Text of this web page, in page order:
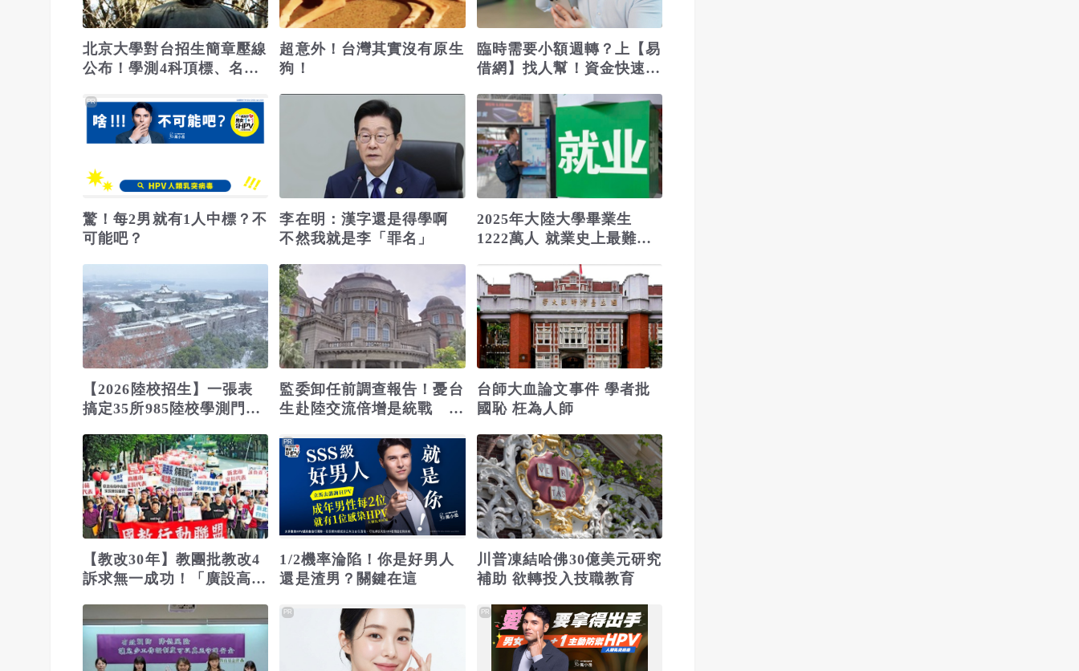
北京大學對台招生簡章壓線
公布！學測4科頂標、名額
超意外！台灣其實沒有原生
狗！
臨時需要小額週轉？上【易
借網】找人幫！資金快速到
驚！每2男就有1人中標？不
可能吧？
PR
李在明：漢字還是得學啊
不然我就是李「罪名」
2025年大陸大學畢業生
1222萬人 就業史上最難的
【2026陸校招生】一張表
搞定35所985陸校學測門
3校免面試
監委卸任前調查報告！憂台
生赴陸交流倍增是統戰 賴
段
台師大血論文事件 學者批
國恥 枉為人師
【教改30年】教團批教改4
訴求無一成功！「廣設高中
1/2機率淪陷！你是好男人
還是渣男？關鍵在這
PR
川普凍結哈佛30億美元研究
補助 欲轉投入技職教育
PR PR